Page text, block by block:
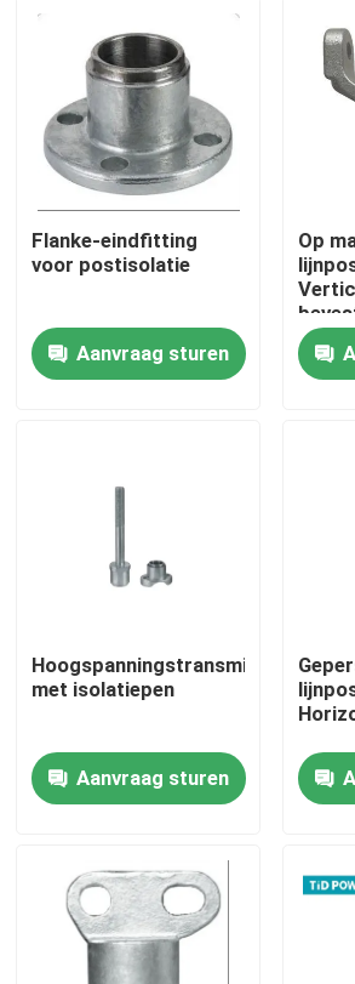
Thuis
Producten
Over ons
Fabriekstocht
Kwaliteitscontrole
Vraag een offerte
Spoorinsulator
Flanke-eindfitting
voor postisolatie
Aanvraag sturen
Op
Hoogspanningstransmissielijnen
met isolatiepen
Aanvraag sturen